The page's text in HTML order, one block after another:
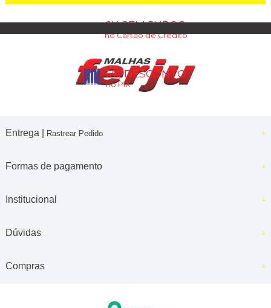
6X SEM JUROS
no Cartão de Crédito
5% DESCONTO
no PIX
Entrega | Rastrear Pedido
Formas de pagamento
Institucional
Dúvidas
Compras